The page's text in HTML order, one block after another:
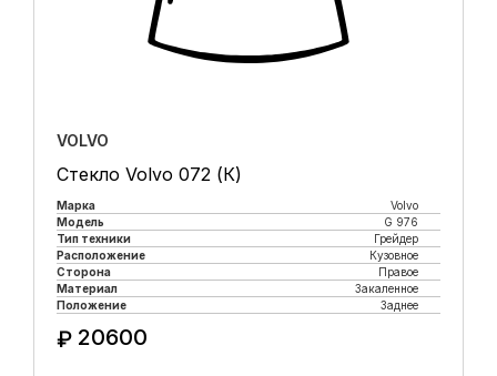
VOLVO
Стекло Volvo 072 (К)
Марка
Volvo
Модель
G 976
Тип техники
Грейдер
Расположение
Кузовное
Сторона
Правое
Материал
Закаленное
Положение
Заднее
₽ 20600